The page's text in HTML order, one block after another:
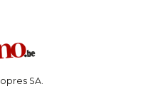
SA.